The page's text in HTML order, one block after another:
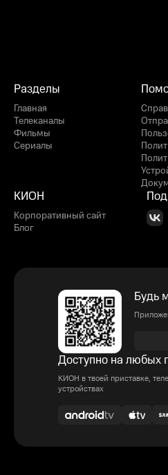
Разделы
Главная
Телеканалы
Фильмы
Сериалы
КИОН
Корпоративный сайт
Блог
Будь
Доступно на любых
КИОН в твоей приставке,
устройствах